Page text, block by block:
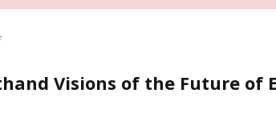
Visions of the Future of